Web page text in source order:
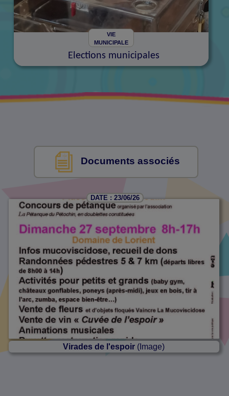
VIE
MUNICIPALE
Elections municipales
Documents associés
DATE : 23/06/26
Virades de l'espoir (Image)